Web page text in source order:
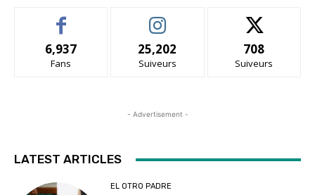
6,937
Fans
25,202
Suiveurs
708
Suiveurs
- Advertisement -
LATEST ARTICLES
EL OTRO PADRE